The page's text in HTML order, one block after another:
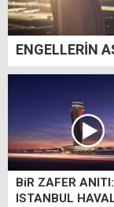
ENGELLERİN
BiR ZAFER ANITI:
ISTANBUL